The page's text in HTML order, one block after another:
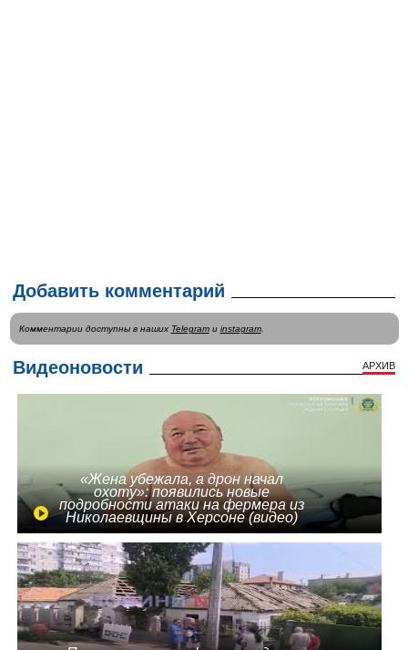
Добавить комментарий
Комментарии доступны в наших Telegramи instagram.
Видеоновости АРХИВ
«Жена убежала, а дрон начал
охоту»: появились новые
подробности атаки на фермера из
Николаевщины в Херсоне (видео)